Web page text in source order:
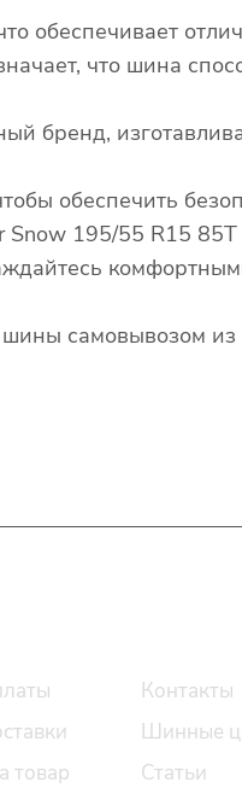
обеспечивает
что шина
бренд,
обеспечить
195/55 R15
самовывозом из
товар
Контакты
Шинные
Статьи